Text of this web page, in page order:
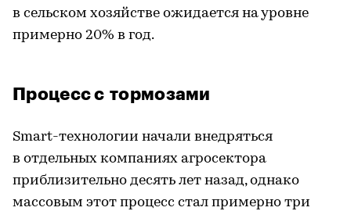
в сельском хозяйстве ожидается на уровне
примерно 20% в год.
Процесс с тормозами
Smart-технологии начали внедряться
в отдельных компаниях агросектора
приблизительно десять лет назад, однако
массовым этот процесс стал примерно три